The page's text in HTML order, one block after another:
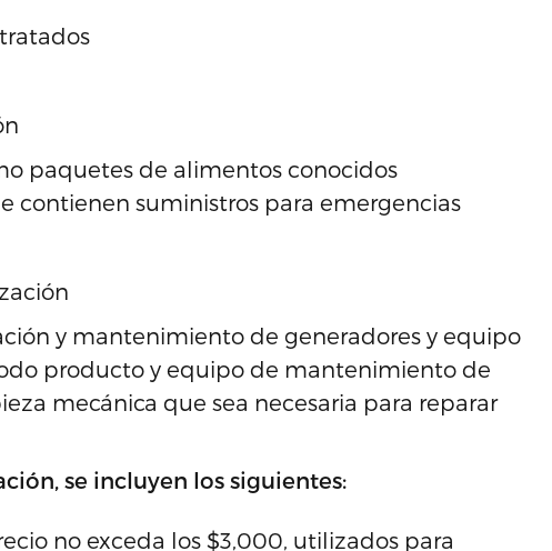
paquetes de alimentos conocidos
contienen suministros para emergencias
y mantenimiento de generadores y equipo
producto y equipo de mantenimiento de
mecánica que sea necesaria para reparar
se incluyen los siguientes:
no exceda los $3,000, utilizados para